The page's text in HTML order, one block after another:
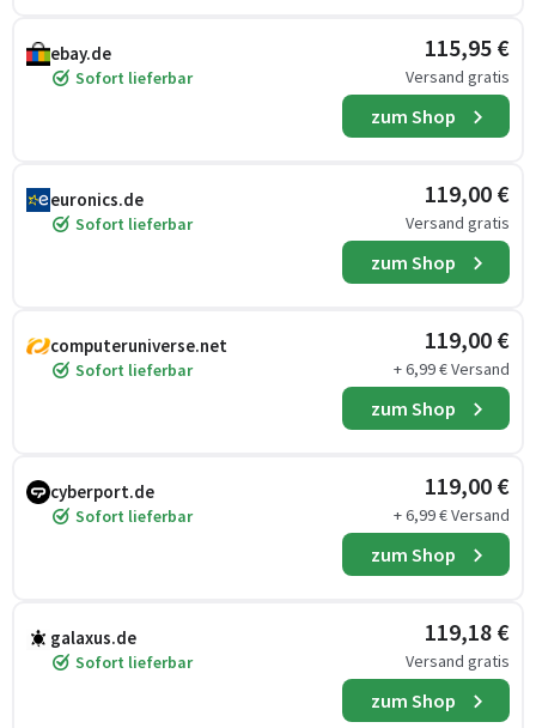
ebay.de
Sofort lieferbar
115,95 €
Versand gratis
zum Shop
euronics.de
Sofort lieferbar
119,00 €
Versand gratis
zum Shop
computeruniverse.net
Sofort lieferbar
119,00 €
+ 6,99 € Versand
zum Shop
cyberport.de
Sofort lieferbar
119,00 €
+ 6,99 € Versand
zum Shop
galaxus.de
Sofort lieferbar
119,18 €
Versand gratis
zum Shop